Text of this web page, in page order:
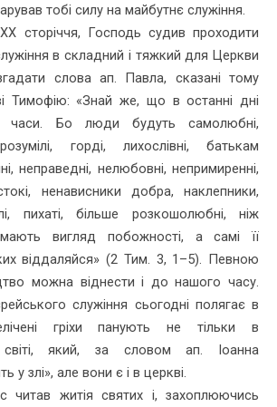
тобі силу на майбутнє служіння.
сторіччя, Господь судив проходити
в складний і тяжкий для Церкви
слова ап. Павла, сказані тому
Тимофію: «Знай же, що в останні дні
часи. Бо люди будуть самолюбні,
горді, лихослівні, батькам
неправедні, нелюбовні, непримиренні,
ненависники добра, наклепники,
пихаті, більше розкошолюбні, ніж
вигляд побожності, а самі її
віддаляйся» (2 Тим. 3, 1–5). Певною
можна віднести і до нашого часу.
служіння сьогодні полягає в
гріхи панують не тільки в
світі, який, за словом ап. Іоанна
у злі», але вони є і в церкві.
читав житія святих і, захоплюючись